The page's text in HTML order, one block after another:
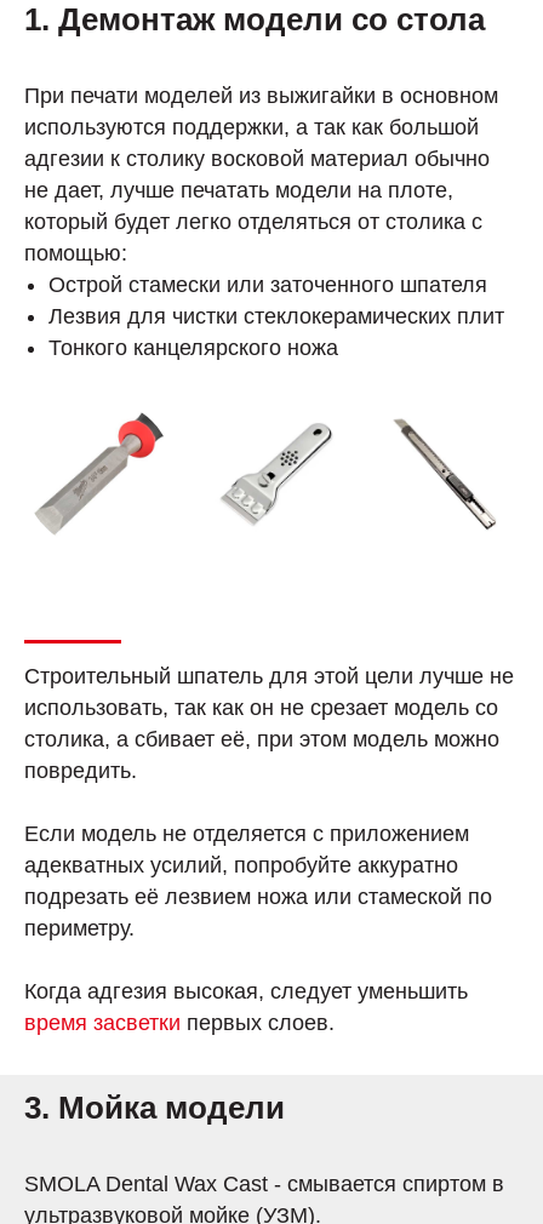
1. Демонтаж модели со стола
При печати моделей из выжигайки в основном
используются поддержки, а так как большой
адгезии к столику восковой материал обычно
не дает, лучше печатать модели на плоте,
который будет легко отделяться от столика с
помощью:
Острой стамески или заточенного шпателя
Лезвия для чистки стеклокерамических плит
Тонкого канцелярского ножа
Строительный шпатель для этой цели лучше не
использовать, так как он не срезает модель со
столика, а сбивает её, при этом модель можно
повредить.
Если модель не отделяется с приложением
адекватных усилий, попробуйте аккуратно
подрезать её лезвием ножа или стамеской по
периметру.
Когда адгезия высокая, следует уменьшить
время засветки первых слоев.
3. Мойка модели
SMOLA Dental Wax Cast - cмывается спиртом в
ультразвуковой мойке (УЗМ).